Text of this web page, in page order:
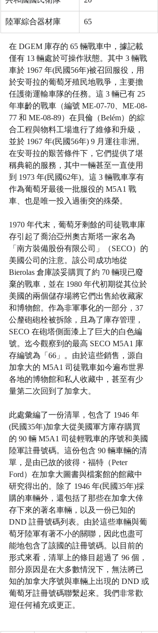
陸軍綜合器材庫 65
在 DGEM 庫存的 65 輛戰車中，據記載
僅有 13 輛處於可操作狀態。其中 3 輛戰
車於 1967 年(民國56年)被召回服役，用
於安哥拉的葡萄牙殖民地戰爭，主要擔
任護衛運輸車隊的任務。這 3 輛已有 25
年車齡的戰車（編號 ME-07-70、ME-08-
77 和 ME-08-89）在貝倫（Belém）的綜
合工程與物料工場進行了維修和升級，
並於 1967 年(民國56年) 9 月運往非洲。
在安哥拉的艱苦條件下，它們提供了堪
稱典範的服務，其中一輛甚至一直使用
到 1973 年(民國62年)。這 3 輛戰車享有
作為葡萄牙最後一批服役的 M5A1 戰
車、也是唯一投入過衝突的殊榮。
1970 年代末，葡萄牙剩餘的司徒戰車庫
存引起了喬治亞州奧古斯塔一家名為
「南方裝備股份有限公司」（SECO）的
美國公司的注意。該公司成功地從
Bierolas 倉庫談妥購買了約 70 輛現已廢
棄的戰車，並在 1980 年代初期從其位於
美國的兩個儲存場將它們出售給收藏家
和博物館。作為非軍事化的一部分，37
公釐砲砲栓被拆除，且為了庫存管理，
SECO 在砲塔側面漆上了巨大的白色編
號。迄今觀察到的最高 SECO M5A1 庫
存編號為「66」。由於這些銷售，源自
加拿大的 M5A1 司徒戰車如今遍布世界
各地的博物館和私人收藏中，甚至有少
量第二次回到了加拿大。
此處彙編了一份清單，包含了 1946 年
(民國35年)加拿大從美國軍方庫存購買
的 90 輛 M5A1 司徒輕戰車的序號和美國
陸軍註冊號碼。這份包含 90 輛車輛的清
單，是由已故的彼得・福特（Peter
Ford）在加拿大圖書與檔案館的館藏中
研究得出的。除了 1946 年(民國35年)採
購的車輛外，還包括了那些在加拿大倖
存下來的著名車輛，以及一份已知的
DND 註冊號碼列表。由於這些車輛與葡
萄牙陸軍有著不小的關聯，因此也盡可
能地包含了該國的註冊號碼。以目前的
形式來看，清單上的條目超過了 96 個，
部分原因是在大多數情況下，無法將已
知的加拿大序號與車輛上出現的 DND 或
葡萄牙註冊號碼聯繫起來。我們非常歡
迎任何補充或更正。